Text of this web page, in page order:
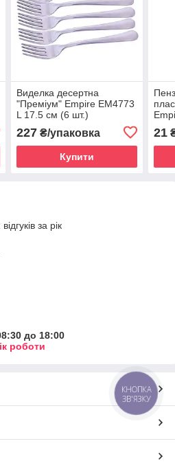
Виделка десертна
"Преміум" Empire EM4773
L 17.5 см (6 шт.)
227₴/упаковка
Купити
21
за рік
до 18:00
роботи
КНОПКА
ЗВ'ЯЗКУ